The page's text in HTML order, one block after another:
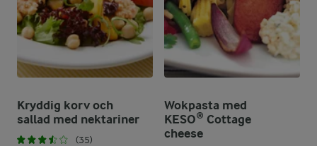
Kryddig korv och
sallad med nektariner
(35)
Wokpasta med
KESO® Cottage
cheese